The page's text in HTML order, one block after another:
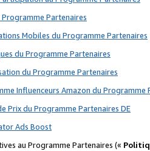
Partenaires
Mobiles du Programme Partenaires
du Programme Partenaires
du Programme Partenaires
Influenceurs Amazon du Programme
Prix du Programme Partenaires DE
Ads Boost
au Programme Partenaires («